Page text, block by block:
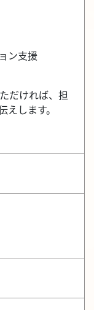
ン支援
だければ、担
します。